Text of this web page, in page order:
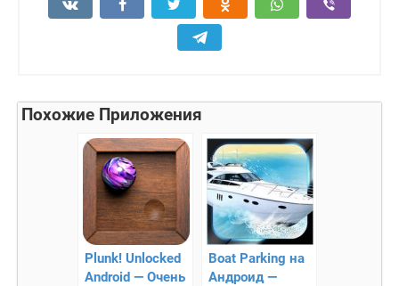
Похожие Приложения
Plunk! Unlocked
Android — Очень
Boat Parking на
Андроид —